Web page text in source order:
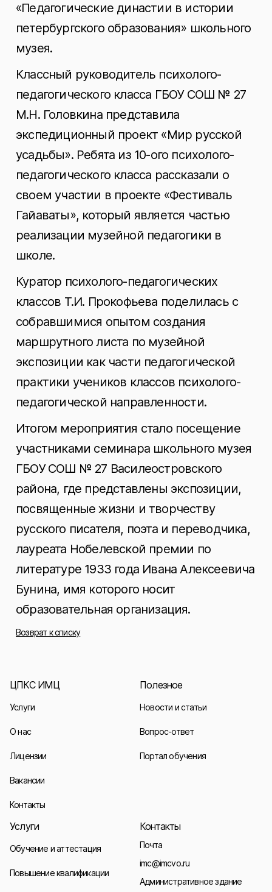
«Педагогические династии в истории
петербургского образования» школьного
музея.
Классный руководитель психолого-
педагогического класса ГБОУ СОШ № 27
М.Н. Головкина представила
экспедиционный проект «Мир русской
усадьбы». Ребята из 10-ого психолого-
педагогического класса рассказали о
своем участии в проекте «Фестиваль
Гайаваты», который является частью
реализации музейной педагогики в
школе.
Куратор психолого-педагогических
классов Т.И. Прокофьева поделилась с
собравшимися опытом создания
маршрутного листа по музейной
экспозиции как части педагогической
практики учеников классов психолого-
педагогической направленности.
Итогом мероприятия стало посещение
участниками семинара школьного музея
ГБОУ СОШ № 27 Василеостровского
района, где представлены экспозиции,
посвященные жизни и творчеству
русского писателя, поэта и переводчика,
лауреата Нобелевской премии по
литературе 1933 года Ивана Алексеевича
Бунина, имя которого носит
образовательная организация.
Возврат к списку
ЦПКС ИМЦ
Услуги
О нас
Лицензии
Вакансии
Контакты
Полезное
Новости и статьи
Вопрос-ответ
Портал обучения
Услуги
Обучение и аттестация
Повышение квалификации
Контакты
Почта
imc@imcvo.ru
Административное здание